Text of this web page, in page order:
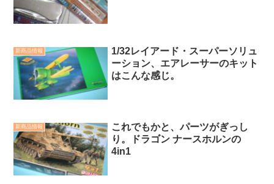
新商品情報
1/32レイアード・スーパーソリュ
ーション、エアレーサーのキット
はこんな感じ。
新商品情報
これでもかと、パーツがぎっし
り。ドラゴン ナースホルンの
4in1